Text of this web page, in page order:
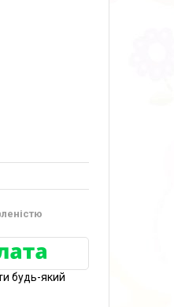
будь-який